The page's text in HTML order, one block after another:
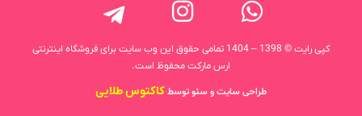
کپی رایت © 1398 – 1404 تمامی حقوق این وب سایت برای فروشگاه اینترنتی
ارس مارکت محفوظ است.
طراحی سایت و سئو توسطکاکتوس طلایی